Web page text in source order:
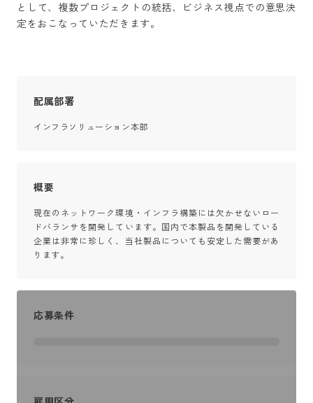
として、複数プロジェクトの統括、ビジネス視点での意思決
定をおこなっていただきます。
配属部署
インフラソリューション本部
概要
現在のネットワーク環境・インフラ構築には欠かせないロー
ドバランサを開発しています。国内で本製品を開発している
企業は非常に珍しく、当社製品についても安定した需要があ
ります。
応募条件